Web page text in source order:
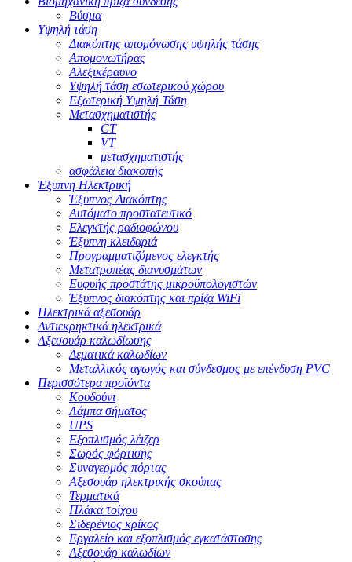
Βύσμα
Υψηλή τάση
Διακόπτης απομόνωσης υψηλής τάσης
Απομονωτήρας
Αλεξικέραυνο
Υψηλή τάση εσωτερικού χώρου
Εξωτερική Υψηλή Τάση
Μετασχηματιστής
CT
VT
μετασχηματιστής
ασφάλεια διακοπής
Έξυπνη Ηλεκτρική
Έξυπνος Διακόπτης
Αυτόματο προστατευτικό
Ελεγκτής ραδιοφώνου
Έξυπνη κλειδαριά
Προγραμματιζόμενος ελεγκτής
Μετατροπέας διανυσμάτων
Ευφυής προστάτης μικροϋπολογιστών
Έξυπνος διακόπτης και πρίζα WiFi
Ηλεκτρικά αξεσουάρ
Αντιεκρηκτικά ηλεκτρικά
Αξεσουάρ καλωδίωσης
Δεματικά καλωδίων
Μεταλλικός αγωγός και σύνδεσμος με επένδυση PVC
Περισσότερα προϊόντα
Κουδούνι
Λάμπα σήματος
UPS
Εξοπλισμός λέιζερ
Σωρός φόρτισης
Συναγερμός πόρτας
Αξεσουάρ ηλεκτρικής σκούπας
Τερματικά
Πλάκα τοίχου
Σιδερένιος κρίκος
Εργαλείο και εξοπλισμός εγκατάστασης
Αξεσουάρ καλωδίων